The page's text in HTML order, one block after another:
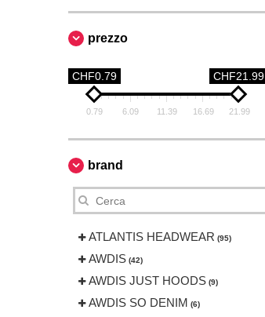
prezzo
CHF0.79 CHF21.99
0.79 6.09 11.39 16.69 21.99
brand
ATLANTIS HEADWEAR (95)
AWDIS (42)
AWDIS JUST HOODS (9)
AWDIS SO DENIM (6)